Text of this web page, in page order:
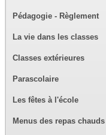
Pédagogie - Règlement
La vie dans les classes
Classes extérieures
Parascolaire
Les fêtes à l'école
Menus des repas chauds